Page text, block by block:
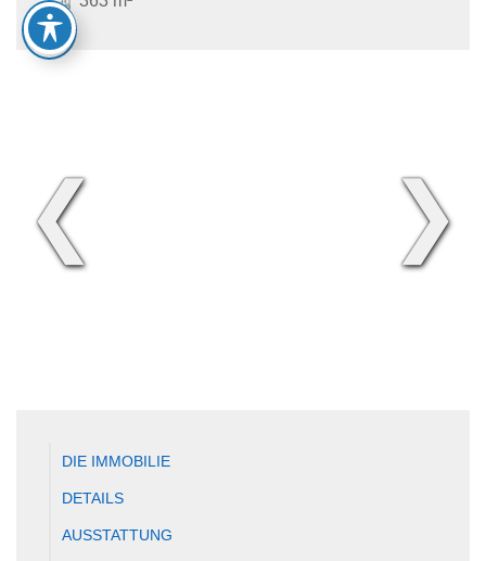
❮ ❯
DIE IMMOBILIE
DETAILS
AUSSTATTUNG